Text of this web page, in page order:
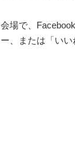
会場で、
ー、または「い